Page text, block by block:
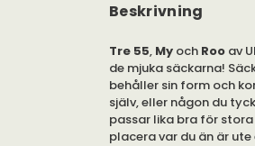
Beskrivning
Tre 55, My och Roo av
de mjuka säckarna!
behåller sin form och
själv, eller någon du
passar lika bra för
placera var du än är